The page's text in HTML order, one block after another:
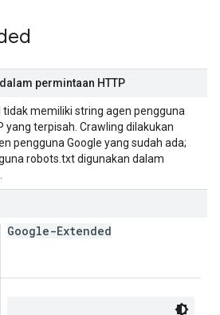
permintaan HTTP
tidak memiliki string agen pengguna
yang terpisah. Crawling dilakukan
pengguna Google yang sudah ada;
robots.txt digunakan dalam
Google-Extended